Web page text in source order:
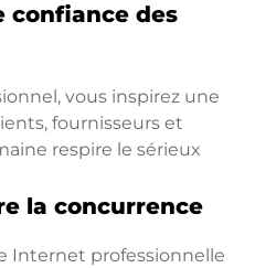
confiance des
vous inspirez une
fournisseurs et
respire le sérieux
la concurrence
Internet professionnelle